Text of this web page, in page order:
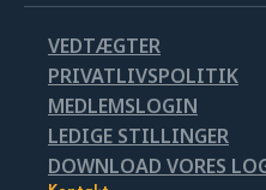
VEDTÆGTER
PRIVATLIVSPOLITIK
MEDLEMSLOGIN
LEDIGE STILLINGER
DOWNLOAD VORES